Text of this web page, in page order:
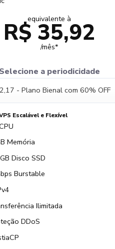
equivalente à
R$ 35,92
/mês*
Selecione a periodicidade
Escalável e Flexível
Memória
Disco SSD
Burstable
Ilimitada
DDoS